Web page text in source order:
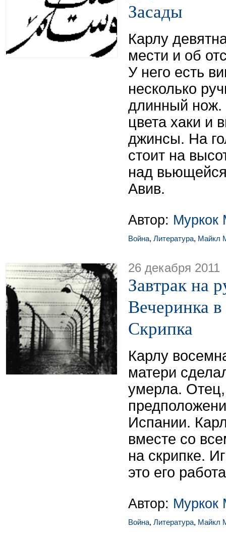
Засады
Карлу
мести и об
У него есть
несколько
длинный
цвета хаки и
джинсы. На
стоит на
над
Авив.
Автор: Муркок
Война, Литература, Майкл
26 декабря 2011
Завтрак на
Вечеринка
Скрипка
Карлу
матери
умерла.
Испании.
вместе со
на скрипке.
это его
Автор: Муркок
Война, Литература, Майкл